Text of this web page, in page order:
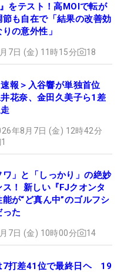
』をテスト！高MOIで転が
も自在で「結果の改善効
の意外性」
7日 (金) 11時15分 18
速報＞入谷響が単独首位
花奈、金田久美子ら1差
年8月7日 (金) 12時42分
1
ワ」と「しっかり」の絶妙
！ 新しい『FJクオンタ
が“ど真ん中”のゴルフシ
った
7日 (金) 10時00分 14
7打差41位で最終日ヘ 19